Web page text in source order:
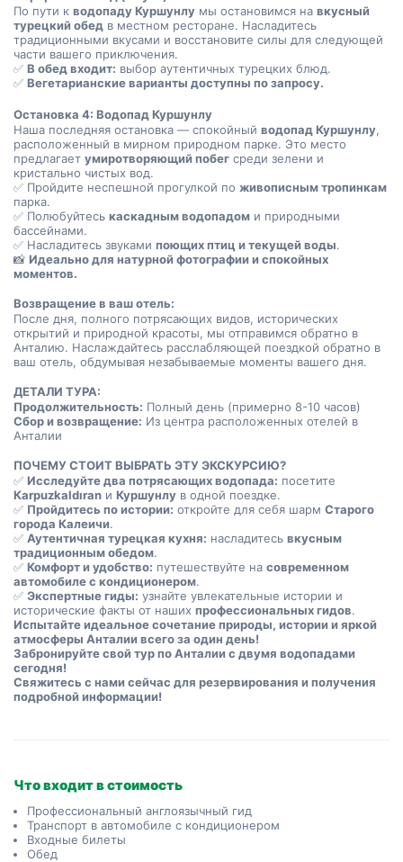
По пути к водопаду Куршунлу мы остановимся на вкусный
турецкий обед в местном ресторане. Насладитесь
традиционными вкусами и восстановите силы для следующей
части вашего приключения.
✅ В обед входит: выбор аутентичных турецких блюд.
✅ Вегетарианские варианты доступны по запросу.
Остановка 4: Водопад Куршунлу
Наша последняя остановка — спокойный водопад Куршунлу,
расположенный в мирном природном парке. Это место
предлагает умиротворяющий побег среди зелени и
кристально чистых вод.
✅ Пройдите неспешной прогулкой по живописным тропинкам
парка.
✅ Полюбуйтесь каскадным водопадом и природными
бассейнами.
✅ Насладитесь звуками поющих птиц и текущей воды.
📸 Идеально для натурной фотографии и спокойных
моментов.
Возвращение в ваш отель:
После дня, полного потрясающих видов, исторических
открытий и природной красоты, мы отправимся обратно в
Анталию. Наслаждайтесь расслабляющей поездкой обратно в
ваш отель, обдумывая незабываемые моменты вашего дня.
ДЕТАЛИ ТУРА:
Продолжительность: Полный день (примерно 8-10 часов)
Сбор и возвращение: Из центра расположенных отелей в
Анталии
ПОЧЕМУ СТОИТ ВЫБРАТЬ ЭТУ ЭКСКУРСИЮ?
✅ Исследуйте два потрясающих водопада:
Кarpuzkaldıran и Куршунлу в одной поездке.
✅ Пройдитесь по истории: откройте для себя шарм Старого
города Калеичи.
✅ Аутентичная турецкая кухня: насладитесь вкусным
традиционным обедом.
✅ Комфорт и удобство: путешествуйте на современном
автомобиле с кондиционером.
✅ Экспертные гиды: узнайте увлекательные истории и
исторические факты от наших профессиональных гидов.
Испытайте идеальное сочетание природы, истории и яркой
атмосферы Анталии всего за один день!
Забронируйте свой тур по Анталии с двумя водопадами
сегодня!
Свяжитесь с нами сейчас для резервирования и получения
подробной информации!
Что входит в стоимость
Профессиональный англоязычный гид
Транспорт в автомобиле с кондиционером
Входные билеты
Обед